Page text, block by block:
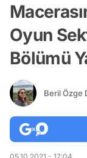
Oyun
Bölümü
Beril Özge